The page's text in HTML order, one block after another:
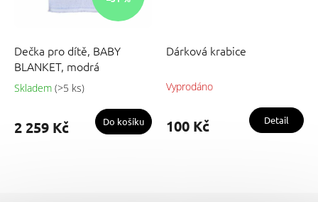
Dečka pro dítě, BABY
BLANKET, modrá
Skladem (>5 ks)
2 259 Kč Do košíku
Dárková krabice
Vyprodáno
100 Kč Detail